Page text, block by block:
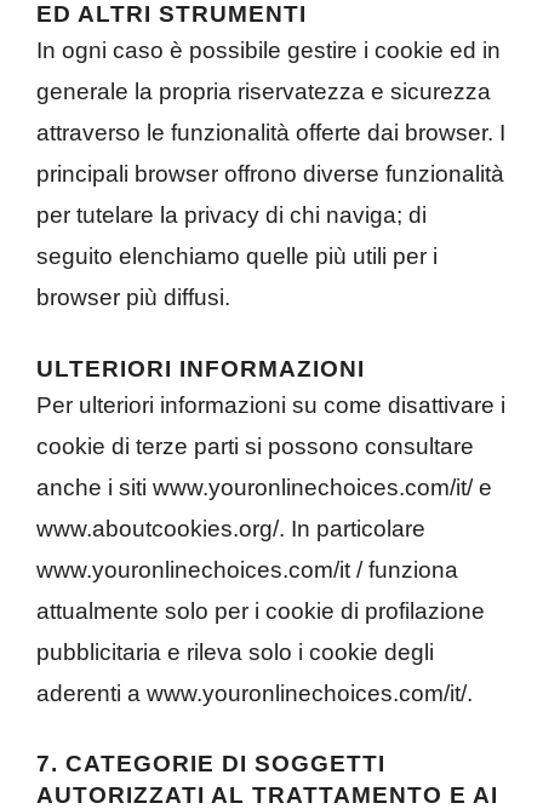
ED ALTRI STRUMENTI
In ogni caso è possibile gestire i cookie ed in
generale la propria riservatezza e sicurezza
attraverso le funzionalità offerte dai browser. I
principali browser offrono diverse funzionalità
per tutelare la privacy di chi naviga; di
seguito elenchiamo quelle più utili per i
browser più diffusi.
ULTERIORI INFORMAZIONI
Per ulteriori informazioni su come disattivare i
cookie di terze parti si possono consultare
anche i siti www.youronlinechoices.com/it/ e
www.aboutcookies.org/. In particolare
www.youronlinechoices.com/it / funziona
attualmente solo per i cookie di profilazione
pubblicitaria e rileva solo i cookie degli
aderenti a www.youronlinechoices.com/it/.
7. CATEGORIE DI SOGGETTI
AUTORIZZATI AL TRATTAMENTO E AI